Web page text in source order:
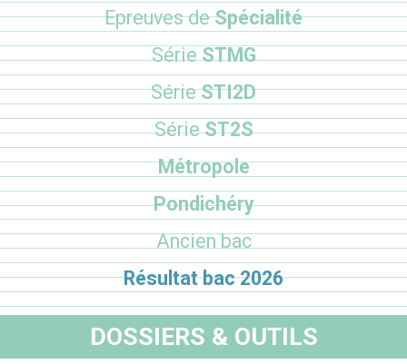
Epreuves deSpécialité
SérieSTMG
SérieSTI2D
SérieST2S
Métropole
Pondichéry
Ancien bac
Résultat bac 2026
DOSSIERS & OUTILS